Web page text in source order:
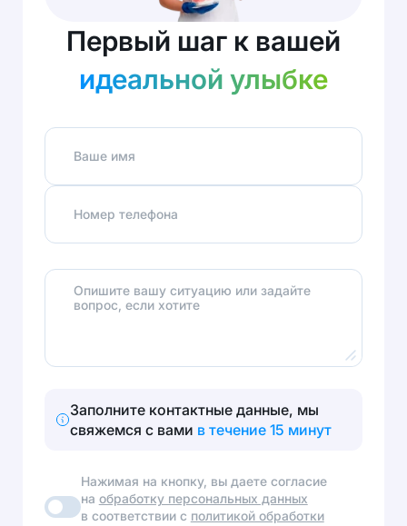
Первый шаг к вашей
идеальной улыбке
Ваше имя
Номер телефона
Опишите вашу ситуацию или задайте
вопрос, если хотите
Заполните контактные данные, мы
свяжемся с вами в течение 15 минут
Нажимая на кнопку, вы даете согласие
на обработку персональных данных
в соответствии с политикой обработки